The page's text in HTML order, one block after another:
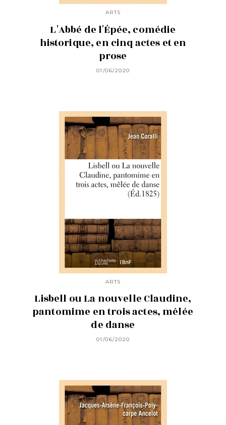
ARTS
L'Abbé de l'Épée, comédie
historique, en cinq actes et en
prose
01/06/2020
ARTS
Lisbell ou La nouvelle Claudine,
pantomime en trois actes, mêlée
de danse
01/06/2020